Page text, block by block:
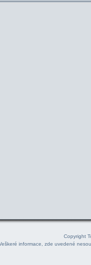
Copyright
informace, zde uvedené nesou